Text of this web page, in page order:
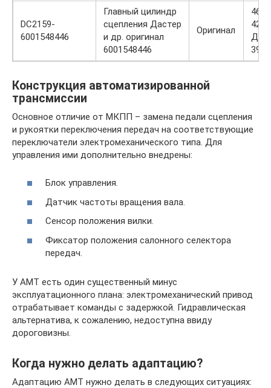
DC2159-
6001548446
Главный цилиндр
сцепления Дастер
и др. оригинал
6001548446
Оригинал
Конструкция автоматизированной
трансмиссии
Основное отличие от МКПП – замена педали сцепления
и рукоятки переключения передач на соответствующие
переключатели электромеханического типа. Для
управления ими дополнительно внедрены:
Блок управления.
Датчик частоты вращения вала.
Сенсор положения вилки.
Фиксатор положения салонного селектора
передач.
У АМТ есть один существенный минус
эксплуатационного плана: электромеханический привод
отрабатывает команды с задержкой. Гидравлическая
альтернатива, к сожалению, недоступна ввиду
дороговизны.
Когда нужно делать адаптацию?
Адаптацию АМТ нужно делать в следующих ситуациях: